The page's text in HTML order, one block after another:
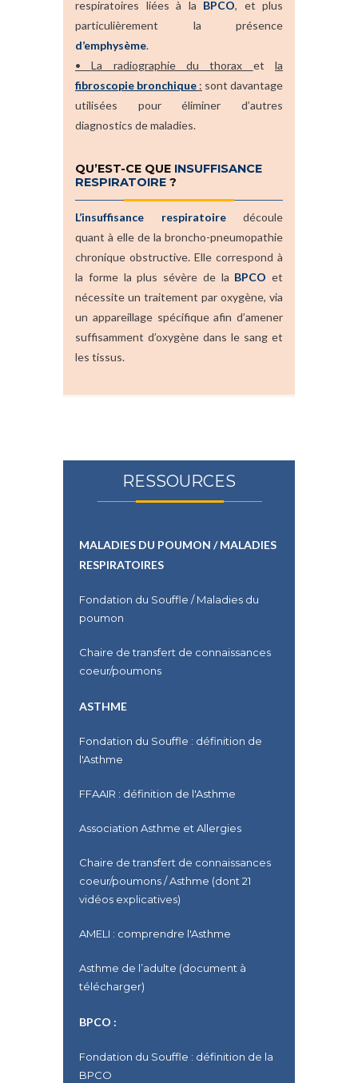
respiratoires liées à la BPCO, et plus
particulièrement la présence
d’emphysème.
•La radiographie du thorax etla
fibroscopie bronchique : sont davantage
utilisées pour éliminer d’autres
diagnostics de maladies.
QU’EST-CE QUE INSUFFISANCE
RESPIRATOIRE ?
L’insuffisance respiratoiredécoule
quant à elle de la broncho-pneumopathie
chronique obstructive. Elle correspond à
la forme la plus sévère de la BPCO et
nécessite un traitement par oxygène, via
un appareillage spécifique afin d’amener
suffisamment d’oxygène dans le sang et
les tissus.
RESSOURCES
MALADIES DU POUMON / MALADIES
RESPIRATOIRES
Fondation du Souffle / Maladies du
poumon
Chaire de transfert de connaissances
coeur/poumons
ASTHME
Fondation du Souffle : définition de
l'Asthme
FFAAIR : définition de l'Asthme
Association Asthme et Allergies
Chaire de transfert de connaissances
coeur/poumons / Asthme (dont 21
vidéos explicatives)
AMELI : comprendre l'Asthme
Asthme de l’adulte (document à
télécharger)
BPCO :
Fondation du Souffle : définition de la
BPCO